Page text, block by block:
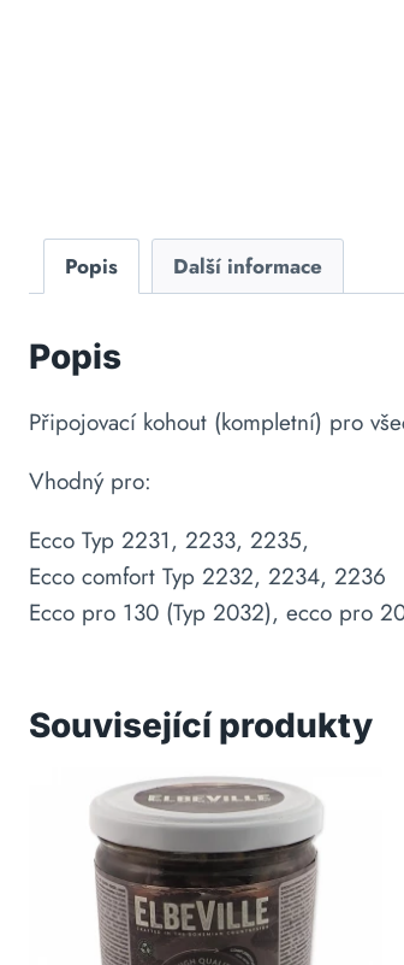
Popis Další informace
Popis
Připojovací kohout (kompletní) pro
Vhodný pro:
Ecco Typ 2231, 2233, 2235,
Ecco comfort Typ 2232, 2234, 2236
Ecco pro 130 (Typ 2032), ecco pro
Související produkty